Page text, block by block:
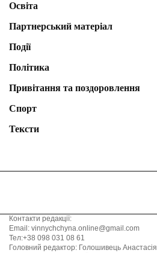
Освіта
Партнерський матеріал
Події
Політика
Привітання та поздоровлення
Спорт
Тексти
Контакти редакції:
Email: vinnychchyna.online@gmail.com
Тел:+38 098 031 08 61
Головний редактор: Голошивець Анастасія